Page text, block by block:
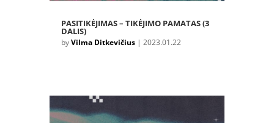
PASITIKĖJIMAS – TIKĖJIMO PAMATAS (3
DALIS)
byVilma Ditkevičius| 2023.01.22